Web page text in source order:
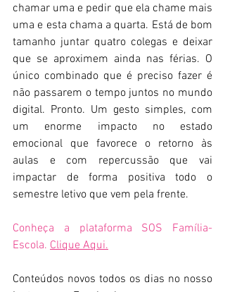
chamar uma e pedir que ela chame mais
uma e esta chama a quarta. Está de bom
tamanho juntar quatro colegas e deixar
que se aproximem ainda nas férias. O
único combinado que é preciso fazer é
não passarem o tempo juntos no mundo
digital. Pronto. Um gesto simples, com
um enorme impacto no estado
emocional que favorece o retorno às
aulas e com repercussão que vai
impactar de forma positiva todo o
semestre letivo que vem pela frente.
Conheça a plataforma SOS Família-
Escola. Clique Aqui.